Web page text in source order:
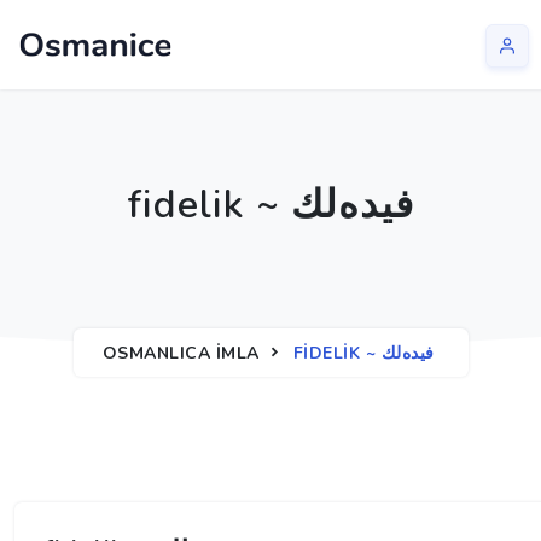
fidelik ~ فیده‌لك
OSMANLICA İMLA FIDELIK ~ فیده‌لك